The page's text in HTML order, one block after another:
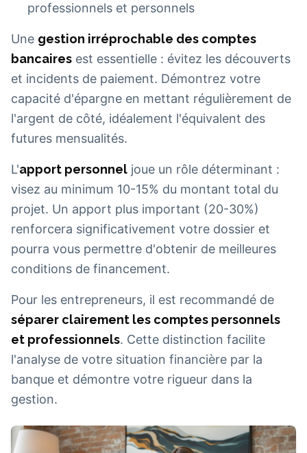
professionnels et personnels
Une gestion irréprochable des comptes
bancaires est essentielle : évitez les découverts
et incidents de paiement. Démontrez votre
capacité d'épargne en mettant régulièrement de
l'argent de côté, idéalement l'équivalent des
futures mensualités.
L'apport personnel joue un rôle déterminant :
visez au minimum 10-15% du montant total du
projet. Un apport plus important (20-30%)
renforcera significativement votre dossier et
pourra vous permettre d'obtenir de meilleures
conditions de financement.
Pour les entrepreneurs, il est recommandé de
séparer clairement les comptes personnels
et professionnels. Cette distinction facilite
l'analyse de votre situation financière par la
banque et démontre votre rigueur dans la
gestion.